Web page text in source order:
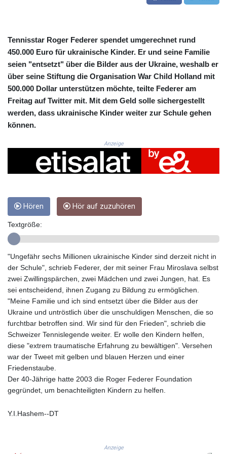
CUC 1.152209
CZK 24.243908
DOP 67.265387
DZD 153.102878
EGP 57.247371
ERN 17.283128
ETB 186.320421
GBP 0.856512
GEL 3.013019
GGP 0.856369
GMD 85.263702
GNF 10137.703095
GYD 241.504196
HNL 30.940078
HRK 7.533599
HTG 150.927975
HUF 365.333043
IDR 20624.533343
ILS 3.472762
IMP 0.856369
INR 109.715086
IQD 1512.239361
IRR
ISK 142.468329
JEP 0.856369
KGS 100.760472
Tennisstar Roger Federer spendet umgerechnet rund
450.000 Euro für ukrainische Kinder. Er und seine Familie
seien "entsetzt" über die Bilder aus der Ukraine, weshalb er
über seine Stiftung die Organisation War Child Holland mit
500.000 Dollar unterstützen möchte, teilte Federer am
Freitag auf Twitter mit. Mit dem Geld solle sichergestellt
werden, dass ukrainische Kinder weiter zur Schule gehen
können.
Anzeige
Hören Hör auf zuzuhören
Textgröße:
"Ungefähr sechs Millionen ukrainische Kinder sind derzeit nicht in
der Schule", schrieb Federer, der mit seiner Frau Miroslava selbst
zwei Zwillingspärchen, zwei Mädchen und zwei Jungen, hat. Es
sei entscheidend, ihnen Zugang zu Bildung zu ermöglichen.
"Meine Familie und ich sind entsetzt über die Bilder aus der
Ukraine und untröstlich über die unschuldigen Menschen, die so
furchtbar betroffen sind. Wir sind für den Frieden", schrieb die
Schweizer Tennislegende weiter. Er wolle den Kindern helfen,
diese "extrem traumatische Erfahrung zu bewältigen". Versehen
war der Tweet mit gelben und blauen Herzen und einer
Friedenstaube.
Der 40-Jährige hatte 2003 die Roger Federer Foundation
gegründet, um benachteiligten Kindern zu helfen.
Y.I.Hashem--DT
Anzeige